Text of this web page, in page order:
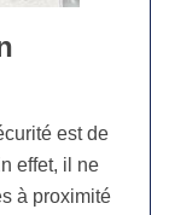
est de
effet, il ne
à proximité